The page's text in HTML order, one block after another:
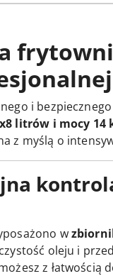
i
litrów i mocy 14
z myślą o
w
oleju i
z łatwością